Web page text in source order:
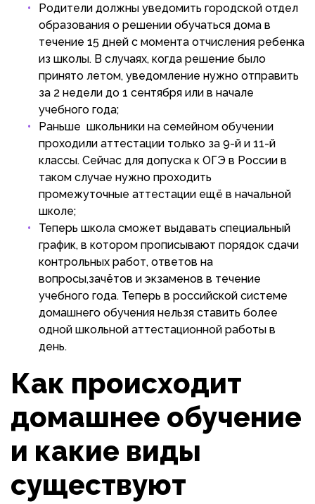
Родители должны уведомить городской отдел
образования о решении обучаться дома в
течение 15 дней с момента отчисления ребенка
из школы. В случаях, когда решение было
принято летом, уведомление нужно отправить
за 2 недели до 1 сентября или в начале
учебного года;
Раньше школьники на семейном обучении
проходили аттестации только за 9-й и 11-й
классы. Сейчас для допуска к ОГЭ в России в
таком случае нужно проходить
промежуточные аттестации ещё в начальной
школе;
Теперь школа сможет выдавать специальный
график, в котором прописывают порядок сдачи
контрольных работ, ответов на
вопросы,зачётов и экзаменов в течение
учебного года. Теперь в российской системе
домашнего обучения нельзя ставить более
одной школьной аттестационной работы в
день.
Как происходит
домашнее обучение
и какие виды
существуют